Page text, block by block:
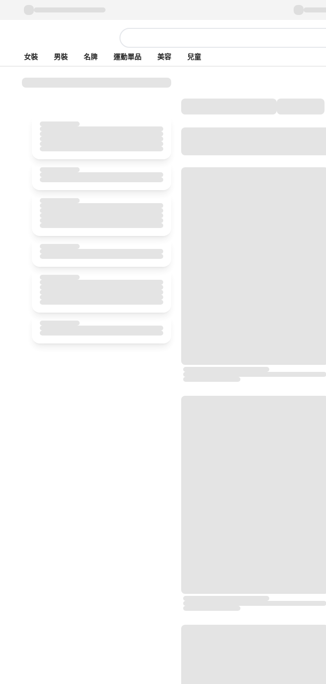
女裝 男裝 名牌 運動單品 美容 兒童